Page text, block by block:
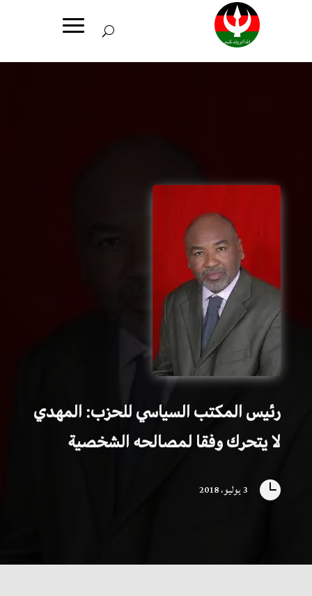
رئيس المكتب السياسي للحزب: المهدي
لا يتحرك وفقا لمصالحه الشخصية
 3 يوليو، 2018